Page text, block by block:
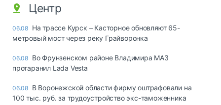
Центр
06.08 На трассе Курск – Касторное обновляют 65-
метровый мост через реку Грайворонка
06.08 Во Фрунзенском районе Владимира МАЗ
протаранил Lada Vesta
06.08 В Воронежской области фирму оштрафовали на
100 тыс. руб. за трудоустройство экс-таможенника